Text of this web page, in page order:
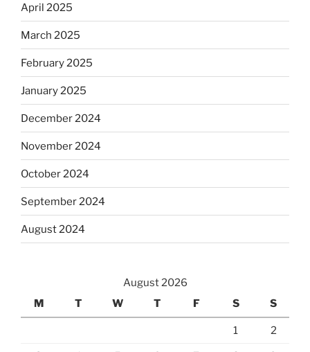
April 2025
March 2025
February 2025
January 2025
December 2024
November 2024
October 2024
September 2024
August 2024
August 2026
M
T W T F S S
1 2